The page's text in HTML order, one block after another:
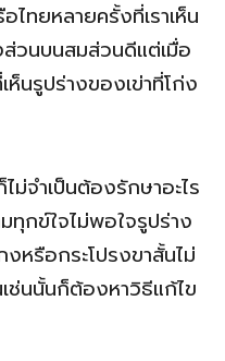
ไทยหลายครั้งที่เราเห็น
ส่วนบนสมส่วนดีแต่เมื่อ
นรูปร่างของเข่าที่โก่ง
ม่จำเป็นต้องรักษาอะไร
ทุกข์ใจไม่พอใจรูปร่าง
งหรือกระโปรงขาสั้นไม่
ช่นนั้นก็ต้องหาวิธีแก้ไข